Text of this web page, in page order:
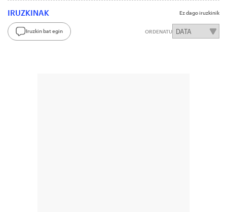
IRUZKINAK Ez dago iruzkinik
Iruzkin bat egin ORDENATU